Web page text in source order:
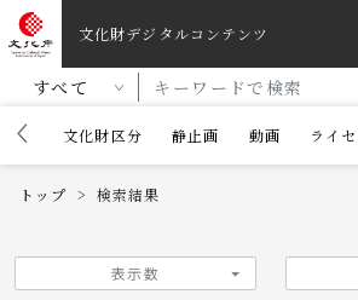
ページ内移動リンク
共通メニューに移動
ページ本文に移動
文化財デジタルコンテンツ
すべて
文化財区分 静止画 動画 ライ
トップ
検索結果
表示数